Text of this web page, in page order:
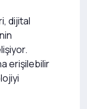
dijital
erişilebilir